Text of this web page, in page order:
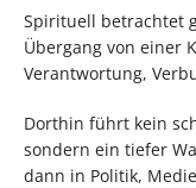
Spirituell betrachtet
Übergang von einer
Verantwortung,
Dorthin führt kein
sondern ein tiefer
dann in Politik,